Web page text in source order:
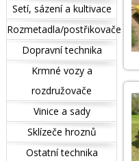
Setí, sázení a kultivace
Rozmetadla/postřikovače
Dopravní technika
Krmné vozy a
rozdružovače
Vinice a sady
Sklízeče hroznů
Ostatní technika